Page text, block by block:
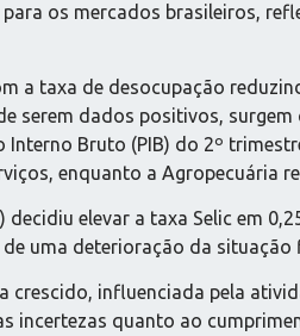
os mercados brasileiros,
a taxa de desocupação
serem dados positivos,
Bruto (PIB) do 2º
enquanto a Agropecuária
elevar a taxa Selic em
uma deterioração da
crescido, influenciada pela
incertezas quanto ao